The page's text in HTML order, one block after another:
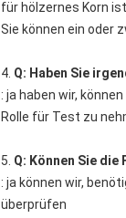
für hölzernes Korn
Sie können ein oder
4. Q: Haben Sie
: ja haben wir,
Rolle für Test zu
5. Q: Können Sie
: ja können wir,
überprüfen